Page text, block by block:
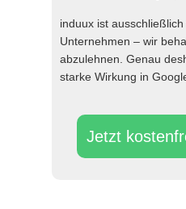
Jetzt
induux ist
Unternehmen – wir
abzulehnen. Genau
starke Wirkung in